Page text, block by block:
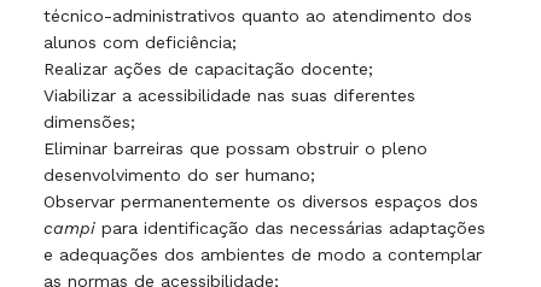
técnico-administrativos quanto ao atendimento dos
alunos com deficiência;
Realizar ações de capacitação docente;
Viabilizar a acessibilidade nas suas diferentes
dimensões;
Eliminar barreiras que possam obstruir o pleno
desenvolvimento do ser humano;
Observar permanentemente os diversos espaços dos
campi para identificação das necessárias adaptações
e adequações dos ambientes de modo a contemplar
as normas de acessibilidade;